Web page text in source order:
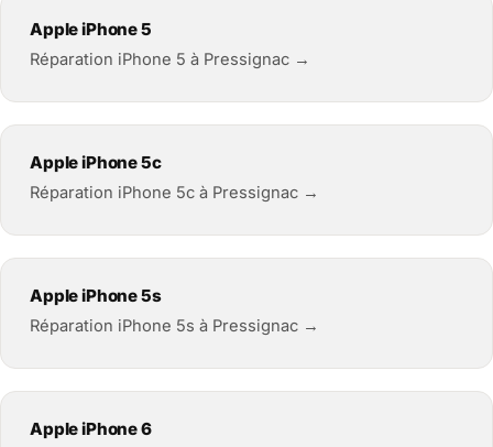
Apple iPhone 5
Réparation iPhone 5 à Pressignac →
Apple iPhone 5c
Réparation iPhone 5c à Pressignac →
Apple iPhone 5s
Réparation iPhone 5s à Pressignac →
Apple iPhone 6